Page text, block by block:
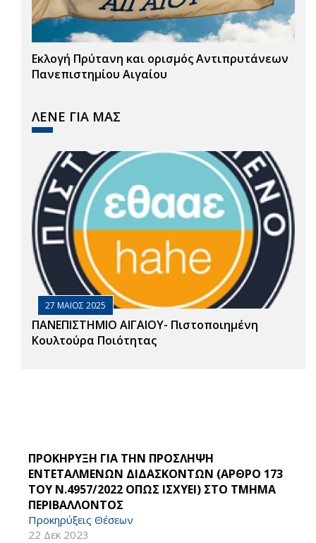
Εκλογή Πρύτανη και ορισμός Αντιπρυτάνεων
Πανεπιστημίου Αιγαίου
ΛΕΝΕ ΓΙΑ ΜΑΣ
27 ΜΑΙΟΣ 2025
ΠΑΝΕΠΙΣΤΗΜΙΟ ΑΙΓΑΙΟΥ- Πιστοποιημένη
Κουλτούρα Ποιότητας
ΠΡΟΚΗΡΥΞΗ ΓΙΑ ΤΗΝ ΠΡΟΣΛΗΨΗ
ΕΝΤΕΤΑΛΜΕΝΩΝ ΔΙΔΑΣΚΟΝΤΩΝ (ΑΡΘΡΟ 173
ΤΟΥ Ν.4957/2022 ΟΠΩΣ ΙΣΧΥΕΙ) ΣΤΟ ΤΜΗΜΑ
ΠΕΡΙΒΑΛΛΟΝΤΟΣ
Προκηρύξεις Θέσεων
22 Δεκ 2023